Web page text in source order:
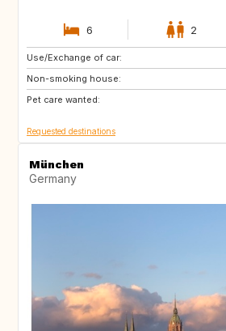
6 2
Use/Exchange of car:
Non-smoking house:
Pet care wanted:
US
AU
PT
Requested destinations
München
Germany